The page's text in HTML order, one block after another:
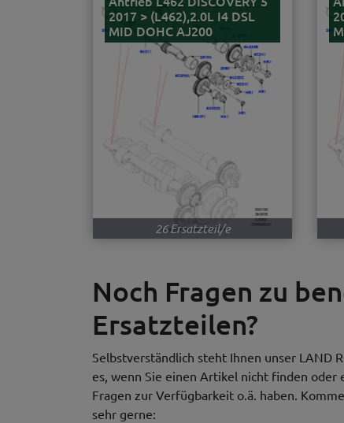
2017 > (L462),2.0L I4 DSL
MID DOHC AJ200
26 Ersatzteil/e
Noch Fragen zu
Ersatzteilen?
Selbstverständlich steht Ihnen unser LAND
es, wenn Sie einen Artikel nicht finden
Fragen zur Verfügbarkeit o.ä. haben.
sehr gerne: